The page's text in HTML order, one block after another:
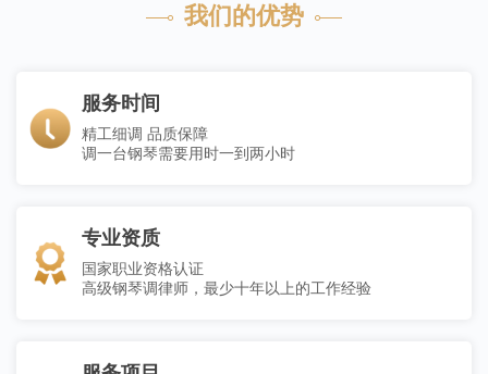
我们的优势
服务时间
精工细调 品质保障
调一台钢琴需要用时一到两小时
专业资质
国家职业资格认证
高级钢琴调律师，最少十年以上的工作经验